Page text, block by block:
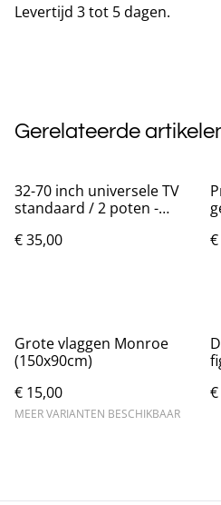
Levertijd 3 tot 5 dagen.
Gerelateerde
32-70 inch universele TV
standaard / 2 poten -
€ 35,00
Grote vlaggen Monroe
(150x90cm)
€ 15,00
MEER VARIANTEN BESCHIKBAAR